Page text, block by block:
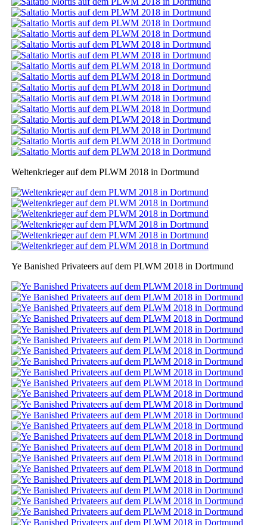
Weltenkrieger auf dem PLWM 2018 in Dortmund
Ye Banished Privateers auf dem PLWM 2018 in Dortmund